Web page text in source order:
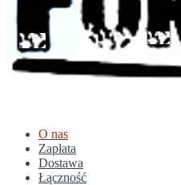
O nas
Zapłata
Dostawa
Łączność